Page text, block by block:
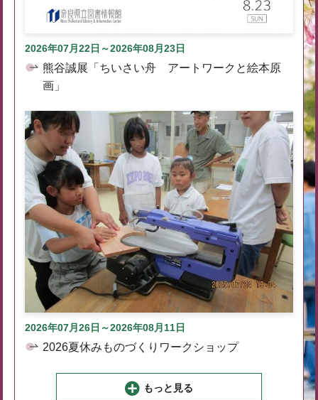
2026年07月22日～2026年08月23日
熊谷誠展「ちいさい舟 アートワークと絵本原
画」
2026年07月26日～2026年08月11日
2026夏休みものづくりワークショップ
もっと見る